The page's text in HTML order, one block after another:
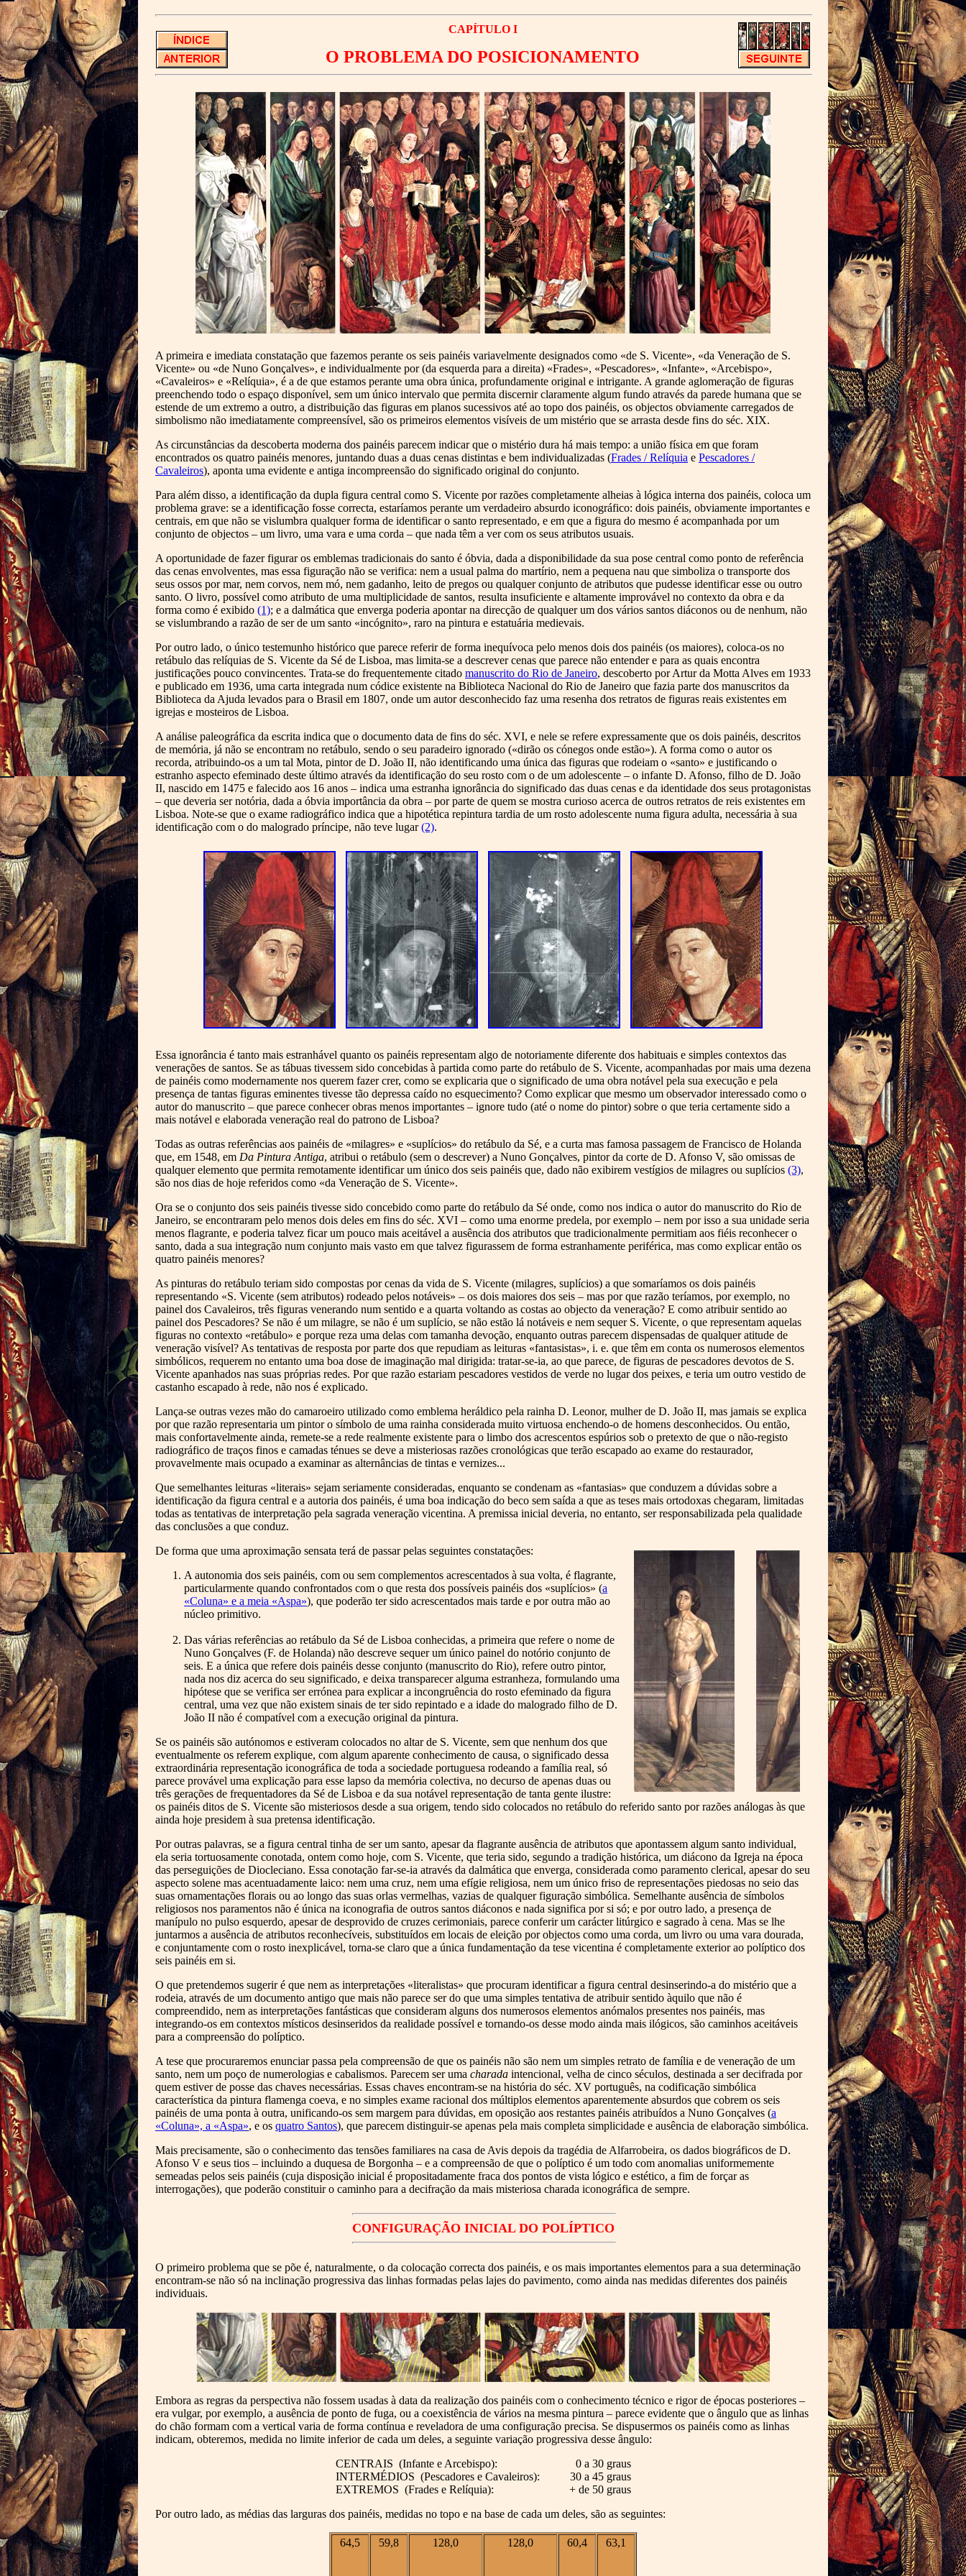
CAPÍTULO I
O PROBLEMA DO POSICIONAMENTO
A primeira e imediata constatação que fazemos perante os seis painéis variavelmente designados como «de S. Vicente», «da Veneração de S.
Vicente» ou «de Nuno Gonçalves», e individualmente por (da esquerda para a direita) «Frades», «Pescadores», «Infante», «Arcebispo»,
«Cavaleiros» e «Relíquia», é a de que estamos perante uma obra única, profundamente original e intrigante. A grande aglomeração de figuras
preenchendo todo o espaço disponível, sem um único intervalo que permita discernir claramente algum fundo através da parede humana que se
estende de um extremo a outro, a distribuição das figuras em planos sucessivos até ao topo dos painéis, os objectos obviamente carregados de
simbolismo não imediatamente compreensível, são os primeiros elementos visíveis de um mistério que se arrasta desde fins do séc. XIX.
As circunstâncias da descoberta moderna dos painéis parecem indicar que o mistério dura há mais tempo: a união física em que foram
encontrados os quatro painéis menores, juntando duas a duas cenas distintas e bem individualizadas (Frades / Relíquia e Pescadores /
Cavaleiros), aponta uma evidente e antiga incompreensão do significado original do conjunto.
Para além disso, a identificação da dupla figura central como S. Vicente por razões completamente alheias à lógica interna dos painéis, coloca um
problema grave: se a identificação fosse correcta, estaríamos perante um verdadeiro absurdo iconográfico: dois painéis, obviamente importantes e
centrais, em que não se vislumbra qualquer forma de identificar o santo representado, e em que a figura do mesmo é acompanhada por um
conjunto de objectos – um livro, uma vara e uma corda – que nada têm a ver com os seus atributos usuais.
A oportunidade de fazer figurar os emblemas tradicionais do santo é óbvia, dada a disponibilidade da sua pose central como ponto de referência
das cenas envolventes, mas essa figuração não se verifica: nem a usual palma do martírio, nem a pequena nau que simboliza o transporte dos
seus ossos por mar, nem corvos, nem mó, nem gadanho, leito de pregos ou qualquer conjunto de atributos que pudesse identificar esse ou outro
santo. O livro, possível como atributo de uma multiplicidade de santos, resulta insuficiente e altamente improvável no contexto da obra e da
forma como é exibido (1); e a dalmática que enverga poderia apontar na direcção de qualquer um dos vários santos diáconos ou de nenhum, não
se vislumbrando a razão de ser de um santo «incógnito», raro na pintura e estatuária medievais.
Por outro lado, o único testemunho histórico que parece referir de forma inequívoca pelo menos dois dos painéis (os maiores), coloca-os no
retábulo das relíquias de S. Vicente da Sé de Lisboa, mas limita-se a descrever cenas que parece não entender e para as quais encontra
justificações pouco convincentes. Trata-se do frequentemente citado manuscrito do Rio de Janeiro, descoberto por Artur da Motta Alves em 1933
e publicado em 1936, uma carta integrada num códice existente na Biblioteca Nacional do Rio de Janeiro que fazia parte dos manuscritos da
Biblioteca da Ajuda levados para o Brasil em 1807, onde um autor desconhecido faz uma resenha dos retratos de figuras reais existentes em
igrejas e mosteiros de Lisboa.
A análise paleográfica da escrita indica que o documento data de fins do séc. XVI, e nele se refere expressamente que os dois painéis, descritos
de memória, já não se encontram no retábulo, sendo o seu paradeiro ignorado («dirão os cónegos onde estão»). A forma como o autor os
recorda, atribuindo-os a um tal Mota, pintor de D. João II, não identificando uma única das figuras que rodeiam o «santo» e justificando o
estranho aspecto efeminado deste último através da identificação do seu rosto com o de um adolescente – o infante D. Afonso, filho de D. João
II, nascido em 1475 e falecido aos 16 anos – indica uma estranha ignorância do significado das duas cenas e da identidade dos seus protagonistas
– que deveria ser notória, dada a óbvia importância da obra – por parte de quem se mostra curioso acerca de outros retratos de reis existentes em
Lisboa. Note-se que o exame radiográfico indica que a hipotética repintura tardia de um rosto adolescente numa figura adulta, necessária à sua
identificação com o do malogrado príncipe, não teve lugar(2).
Essa ignorância é tanto mais estranhável quanto os painéis representam algo de notoriamente diferente dos habituais e simples contextos das
venerações de santos. Se as tábuas tivessem sido concebidas à partida como parte do retábulo de S. Vicente, acompanhadas por mais uma dezena
de painéis como modernamente nos querem fazer crer, como se explicaria que o significado de uma obra notável pela sua execução e pela
presença de tantas figuras eminentes tivesse tão depressa caído no esquecimento? Como explicar que mesmo um observador interessado como o
autor do manuscrito – que parece conhecer obras menos importantes – ignore tudo (até o nome do pintor) sobre o que teria certamente sido a
mais notável e elaborada veneração real do patrono de Lisboa?
Todas as outras referências aos painéis de «milagres» e «suplícios» do retábulo da Sé, e a curta mas famosa passagem de Francisco de Holanda
que, em 1548, em Da Pintura Antiga, atribui o retábulo (sem o descrever) a Nuno Gonçalves, pintor da corte de D. Afonso V, são omissas de
qualquer elemento que permita remotamente identificar um único dos seis painéis que, dado não exibirem vestígios de milagres ou suplícios (3),
são nos dias de hoje referidos como «da Veneração de S. Vicente».
Ora se o conjunto dos seis painéis tivesse sido concebido como parte do retábulo da Sé onde, como nos indica o autor do manuscrito do Rio de
Janeiro, se encontraram pelo menos dois deles em fins do séc. XVI – como uma enorme predela, por exemplo – nem por isso a sua unidade seria
menos flagrante, e poderia talvez ficar um pouco mais aceitável a ausência dos atributos que tradicionalmente permitiam aos fiéis reconhecer o
santo, dada a sua integração num conjunto mais vasto em que talvez figurassem de forma estranhamente periférica, mas como explicar então os
quatro painéis menores?
As pinturas do retábulo teriam sido compostas por cenas da vida de S. Vicente (milagres, suplícios) a que somaríamos os dois painéis
representando «S. Vicente (sem atributos) rodeado pelos notáveis» – os dois maiores dos seis – mas por que razão teríamos, por exemplo, no
painel dos Cavaleiros, três figuras venerando num sentido e a quarta voltando as costas ao objecto da veneração? E como atribuir sentido ao
painel dos Pescadores? Se não é um milagre, se não é um suplício, se não estão lá notáveis e nem sequer S. Vicente, o que representam aquelas
figuras no contexto «retábulo» e porque reza uma delas com tamanha devoção, enquanto outras parecem dispensadas de qualquer atitude de
veneração visível? As tentativas de resposta por parte dos que repudiam as leituras «fantasistas», i. e. que têm em conta os numerosos elementos
simbólicos, requerem no entanto uma boa dose de imaginação mal dirigida: tratar-se-ia, ao que parece, de figuras de pescadores devotos de S.
Vicente apanhados nas suas próprias redes. Por que razão estariam pescadores vestidos de verde no lugar dos peixes, e teria um outro vestido de
castanho escapado à rede, não nos é explicado.
Lança-se outras vezes mão do camaroeiro utilizado como emblema heráldico pela rainha D. Leonor, mulher de D. João II, mas jamais se explica
por que razão representaria um pintor o símbolo de uma rainha considerada muito virtuosa enchendo-o de homens desconhecidos. Ou então,
mais confortavelmente ainda, remete-se a rede realmente existente para o limbo dos acrescentos espúrios sob o pretexto de que o não-registo
radiográfico de traços finos e camadas ténues se deve a misteriosas razões cronológicas que terão escapado ao exame do restaurador,
provavelmente mais ocupado a examinar as alternâncias de tintas e vernizes...
Que semelhantes leituras «literais» sejam seriamente consideradas, enquanto se condenam as «fantasias» que conduzem a dúvidas sobre a
identificação da figura central e a autoria dos painéis, é uma boa indicação do beco sem saída a que as teses mais ortodoxas chegaram, limitadas
todas as tentativas de interpretação pela sagrada veneração vicentina. A premissa inicial deveria, no entanto, ser responsabilizada pela qualidade
das conclusões a que conduz.
De forma que uma aproximação sensata terá de passar pelas seguintes constatações:
A autonomia dos seis painéis, com ou sem complementos acrescentados à sua volta, é flagrante,
particularmente quando confrontados com o que resta dos possíveis painéis dos «suplícios» (a
«Coluna» e a meia «Aspa»), que poderão ter sido acrescentados mais tarde e por outra mão ao
núcleo primitivo.
Das várias referências ao retábulo da Sé de Lisboa conhecidas, a primeira que refere o nome de
Nuno Gonçalves (F. de Holanda) não descreve sequer um único painel do notório conjunto de
seis. E a única que refere dois painéis desse conjunto (manuscrito do Rio), refere outro pintor,
nada nos diz acerca do seu significado, e deixa transparecer alguma estranheza, formulando uma
hipótese que se verifica ser errónea para explicar a incongruência do rosto efeminado da figura
central, uma vez que não existem sinais de ter sido repintado e a idade do malogrado filho de D.
João II não é compatível com a execução original da pintura.
Se os painéis são autónomos e estiveram colocados no altar de S. Vicente, sem que nenhum dos que
eventualmente os referem explique, com algum aparente conhecimento de causa, o significado dessa
extraordinária representação iconográfica de toda a sociedade portuguesa rodeando a família real, só
parece provável uma explicação para esse lapso da memória colectiva, no decurso de apenas duas ou
três gerações de frequentadores da Sé de Lisboa e da sua notável representação de tanta gente ilustre:
os painéis ditos de S. Vicente são misteriosos desde a sua origem, tendo sido colocados no retábulo do referido santo por razões análogas às que
ainda hoje presidem à sua pretensa identificação.
Por outras palavras, se a figura central tinha de ser um santo, apesar da flagrante ausência de atributos que apontassem algum santo individual,
ela seria tortuosamente conotada, ontem como hoje, com S. Vicente, que teria sido, segundo a tradição histórica, um diácono da Igreja na época
das perseguições de Diocleciano. Essa conotação far-se-ia através da dalmática que enverga, considerada como paramento clerical, apesar do seu
aspecto solene mas acentuadamente laico: nem uma cruz, nem uma efígie religiosa, nem um único friso de representações piedosas no seio das
suas ornamentações florais ou ao longo das suas orlas vermelhas, vazias de qualquer figuração simbólica. Semelhante ausência de símbolos
religiosos nos paramentos não é única na iconografia de outros santos diáconos e nada significa por si só; e por outro lado, a presença de
manípulo no pulso esquerdo, apesar de desprovido de cruzes cerimoniais, parece conferir um carácter litúrgico e sagrado à cena. Mas se lhe
juntarmos a ausência de atributos reconhecíveis, substituídos em locais de eleição por objectos como uma corda, um livro ou uma vara dourada,
e conjuntamente com o rosto inexplicável, torna-se claro que a única fundamentação da tese vicentina é completamente exterior ao políptico dos
seis painéis em si.
O que pretendemos sugerir é que nem as interpretações «literalistas» que procuram identificar a figura central desinserindo-a do mistério que a
rodeia, através de um documento antigo que mais não parece ser do que uma simples tentativa de atribuir sentido àquilo que não é
compreendido, nem as interpretações fantásticas que consideram alguns dos numerosos elementos anómalos presentes nos painéis, mas
integrando-os em contextos místicos desinseridos da realidade possível e tornando-os desse modo ainda mais ilógicos, são caminhos aceitáveis
para a compreensão do políptico.
A tese que procuraremos enunciar passa pela compreensão de que os painéis não são nem um simples retrato de família e de veneração de um
santo, nem um poço de numerologias e cabalismos. Parecem ser uma charada intencional, velha de cinco séculos, destinada a ser decifrada por
quem estiver de posse das chaves necessárias. Essas chaves encontram-se na história do séc. XV português, na codificação simbólica
característica da pintura flamenga coeva, e no simples exame racional dos múltiplos elementos aparentemente absurdos que cobrem os seis
painéis de uma ponta à outra, unificando-os sem margem para dúvidas, em oposição aos restantes painéis atribuídos a Nuno Gonçalves (a
«Coluna», a «Aspa», e os quatro Santos), que parecem distinguir-se apenas pela mais completa simplicidade e ausência de elaboração simbólica.
Mais precisamente, são o conhecimento das tensões familiares na casa de Avis depois da tragédia de Alfarrobeira, os dados biográficos de D.
Afonso V e seus tios – incluindo a duquesa de Borgonha – e a compreensão de que o políptico é um todo com anomalias uniformemente
semeadas pelos seis painéis (cuja disposição inicial é propositadamente fraca dos pontos de vista lógico e estético, a fim de forçar as
interrogações), que poderão constituir o caminho para a decifração da mais misteriosa charada iconográfica de sempre.
CONFIGURAÇÃO INICIAL DO POLÍPTICO
O primeiro problema que se põe é, naturalmente, o da colocação correcta dos painéis, e os mais importantes elementos para a sua determinação
encontram-se não só na inclinação progressiva das linhas formadas pelas lajes do pavimento, como ainda nas medidas diferentes dos painéis
individuais.
Embora as regras da perspectiva não fossem usadas à data da realização dos painéis com o conhecimento técnico e rigor de épocas posteriores –
era vulgar, por exemplo, a ausência de ponto de fuga, ou a coexistência de vários na mesma pintura – parece evidente que o ângulo que as linhas
do chão formam com a vertical varia de forma contínua e reveladora de uma configuração precisa. Se dispusermos os painéis como as linhas
indicam, obteremos, medida no limite inferior de cada um deles, a seguinte variação progressiva desse ângulo:
CENTRAIS (Infante e Arcebispo):
0 a 30 graus
INTERMÉDIOS (Pescadores e Cavaleiros):
30 a 45 graus
EXTREMOS (Frades e Relíquia):
+ de 50 graus
Por outro lado, as médias das larguras dos painéis, medidas no topo e na base de cada um deles, são as seguintes:
64,5 59,8 128,0 128,0 60,4 63,1